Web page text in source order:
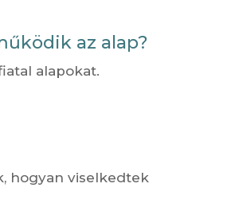
az alap?
alapokat.
hogyan viselkedtek